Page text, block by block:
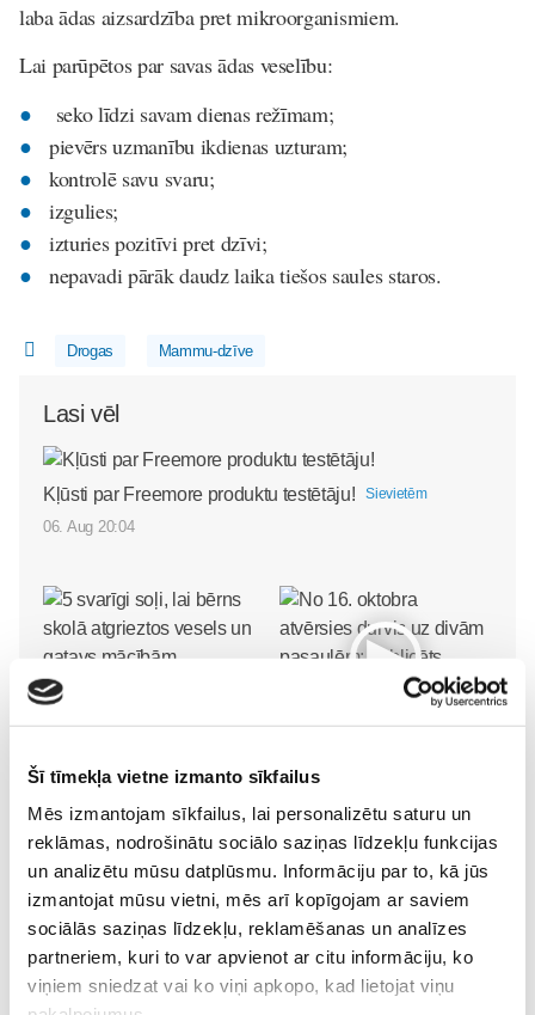
Šī tīmekļa vietne izmanto sīkfailus
Mēs izmantojam sīkfailus, lai personalizētu saturu un
reklāmas, nodrošinātu sociālo saziņas līdzekļu funkcijas
un analizētu mūsu datplūsmu. Informāciju par to, kā jūs
izmantojat mūsu vietni, mēs arī kopīgojam ar saviem
sociālās saziņas līdzekļu, reklamēšanas un analīzes
partneriem, kuri to var apvienot ar citu informāciju, ko
viņiem sniedzat vai ko viņi apkopo, kad lietojat viņu
laba ādas aizsardzība pret mikroorganismiem.
Lai parūpētos par savas ādas veselību:
seko līdzi savam dienas režīmam;
pievērs uzmanību ikdienas uzturam;
kontrolē savu svaru;
izgulies;
izturies pozitīvi pret dzīvi;
nepavadi pārāk daudz laika tiešos saules staros.
Drogas Mammu-dzīve
Lasi vēl
Kļūsti par Freemore produktu testētāju! Sievietēm
06. Aug 20:04
5 svarīgi soļi, lai bērns
06. Aug 10:24
durvis uz divām
pasaulēm: publicēts
filmas “Kristofers un divu
pasauļu atslēga” treileris
Sievietēm
05. Aug 12:00